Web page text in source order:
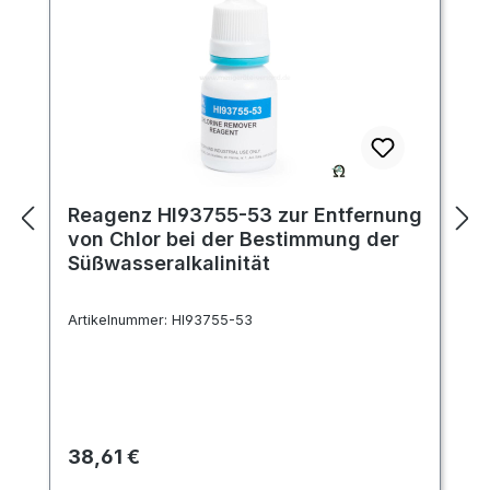
Reagenz HI93755-53 zur Entfernung
von Chlor bei der Bestimmung der
Süßwasseralkalinität
Artikelnummer: HI93755-53
Regulärer Preis:
38,61 €